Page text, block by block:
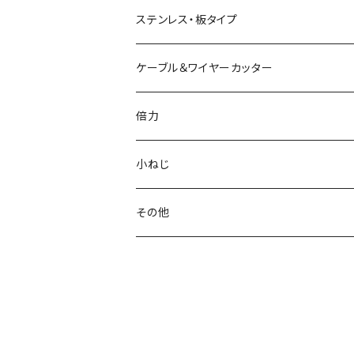
電工Fニッパ
電工パワーニッパ
模型プロ ニッパ
ミニマイクロニッパ
マイクロニッパ
片刃プラニッパ
ハイプラスチックニッパ
スリムプラスチックニッパ
斜プラスチックニッパ
エッジプラスチックニッパ
かるいパワーペンチ
電工パワーペンチ
新サイズラジオペンチ
マイクロラジオペンチ
ニードルノーズプライヤー
リードペンチ
ステンレス製ラジオペンチ
ミニマイクロニッパ
ミニプラスチックニッパ
エッジニッパ
ニードルノーズプライヤー
ミニリードペンチ
ステンレス・板タイプ
ニッパ
プラスチックニッパ
ラジオペンチ
リードペンチ
ケーブル＆ワイヤーカッター
電工Fペンチ
ケーブルカッター
ワイヤーカッター
倍力
グリーンシリーズ
ジュエリーカッター
小ねじ
トラスねじバイス
その他